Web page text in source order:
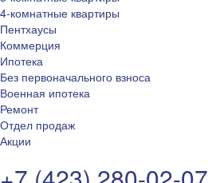
4-комнатные квартиры
Пентхаусы
Коммерция
Ипотека
Без первоначального взноса
Военная ипотека
Ремонт
Отдел продаж
Акции